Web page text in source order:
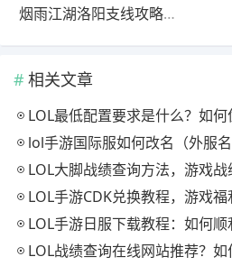
烟雨江湖洛阳支线攻略一览（烟雨江湖洛阳支线任务解析攻略一览）
相关文章
LOL最低配置要求是什么？如何
lol手游国际服如何改名（外服名
LOL大脚战绩查询方法，游戏战
LOL手游CDK兑换教程，游戏福
LOL手游日服下载教程：如何顺
LOL战绩查询在线网站推荐？如